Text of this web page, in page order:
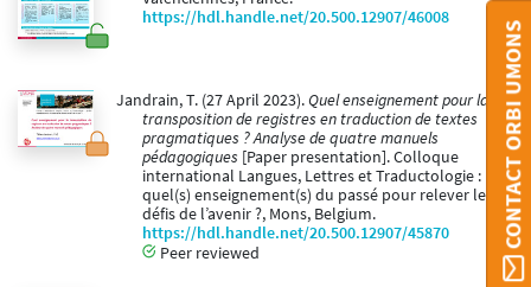
https://hdl.handle.net/20.500.12907/46008
Jandrain, T. (27 April 2023).Quel enseignement pour la
transposition de registres en traduction de textes
pragmatiques ? Analyse de quatre manuels
pédagogiques [Paper presentation]. Colloque
international Langues, Lettres et Traductologie :
quel(s) enseignement(s) du passé pour relever les
défis de l’avenir ?, Mons, Belgium.
https://hdl.handle.net/20.500.12907/45870
Peer reviewed
CONTACT ORBI UMONS